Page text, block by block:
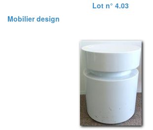
Lot n° 4.03
Mobilier design